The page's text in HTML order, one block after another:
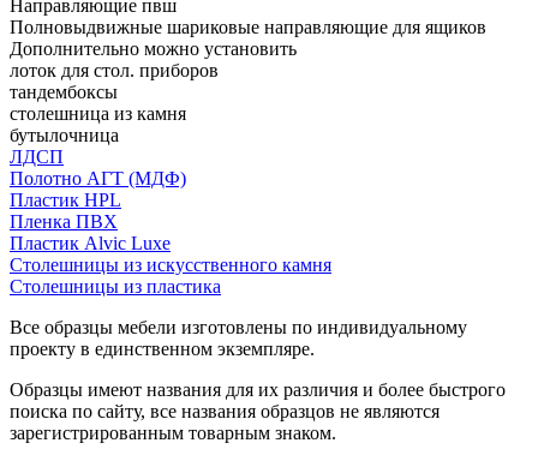
Направляющие пвш
Полновыдвижные шариковые направляющие для ящиков
Дополнительно можно установить
лоток для стол. приборов
тандембоксы
столешница из камня
бутылочница
ЛДСП
Полотно АГТ (МДФ)
Пластик HPL
Пленка ПВХ
Пластик Alvic Luxe
Столешницы из искусственного камня
Столешницы из пластика
Все образцы мебели изготовлены по индивидуальному
проекту в единственном экземпляре.
Образцы имеют названия для их различия и более быстрого
поиска по сайту, все названия образцов не являются
зарегистрированным товарным знаком.